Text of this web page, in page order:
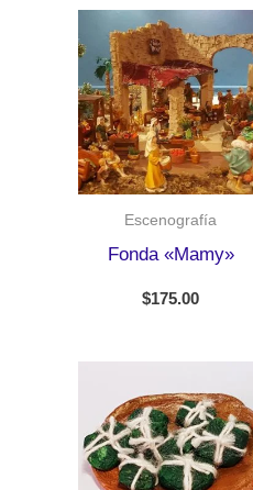
Escenografía
Fonda «Mamy»
$175.00